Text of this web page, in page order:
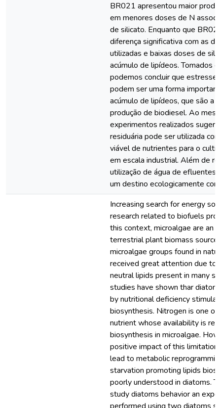
BR021 apresentou maior
em menores doses de N
de silicato. Enquanto que
diferença significativa com as
utilizadas e baixas doses de
acúmulo de lipídeos. Tomados
podemos concluir que
podem ser uma forma
acúmulo de lipídeos, que são a
produção de biodiesel. Ao
experimentos realizados
residuária pode ser utilizada
viável de nutrientes para o
em escala industrial. Além de
utilização de água de efluentes
um destino ecologicamente
Increasing search for energy
research related to biofuels
this context, microalgae are an
terrestrial plant biomass
microalgae groups found in
received great attention due to
neutral lipids present in many
studies have shown thar
by nutritional deficiency
biosynthesis. Nitrogen is one of
nutrient whose availability is
biosynthesis in microalgae.
positive impact of this
lead to metabolic
starvation promoting lipids
poorly understood in diatoms.
study diatoms behavior an